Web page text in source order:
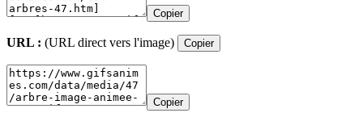
Copier
URL : (URL direct vers l'image) Copier
Copier